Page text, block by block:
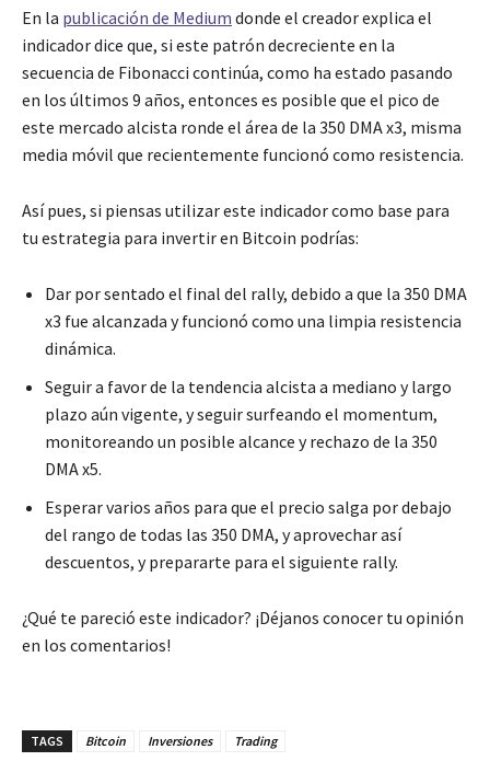
En la publicación de Medium donde el creador explica el
indicador dice que, si este patrón decreciente en la
secuencia de Fibonacci continúa, como ha estado pasando
en los últimos 9 años, entonces es posible que el pico de
este mercado alcista ronde el área de la 350 DMA x3, misma
media móvil que recientemente funcionó como resistencia.
Así pues, si piensas utilizar este indicador como base para
tu estrategia para invertir en Bitcoin podrías:
Dar por sentado el final del rally, debido a que la 350 DMA
x3 fue alcanzada y funcionó como una limpia resistencia
dinámica.
Seguir a favor de la tendencia alcista a mediano y largo
plazo aún vigente, y seguir surfeando el momentum,
monitoreando un posible alcance y rechazo de la 350
DMA x5.
Esperar varios años para que el precio salga por debajo
del rango de todas las 350 DMA, y aprovechar así
descuentos, y prepararte para el siguiente rally.
¿Qué te pareció este indicador? ¡Déjanos conocer tu opinión
en los comentarios!
TAGS Bitcoin Inversiones Trading